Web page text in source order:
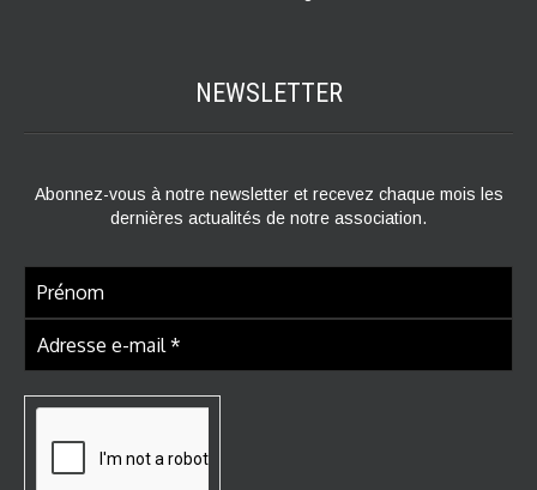
NEWSLETTER
Abonnez-vous à notre newsletter et recevez chaque mois les
dernières actualités de notre association.